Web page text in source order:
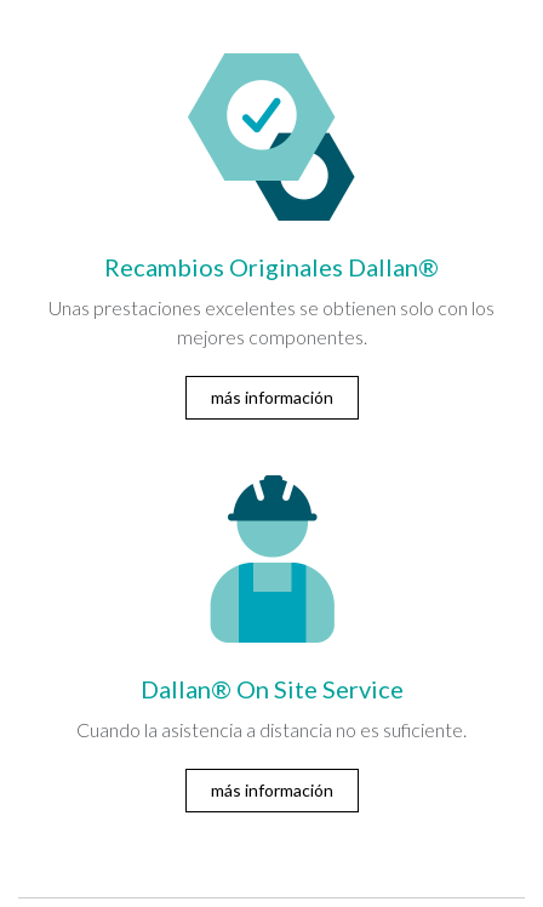
Recambios Originales Dallan®
Unas prestaciones excelentes se obtienen solo con los
mejores componentes.
más información
Dallan® On Site Service
Cuando la asistencia a distancia no es suficiente.
más información